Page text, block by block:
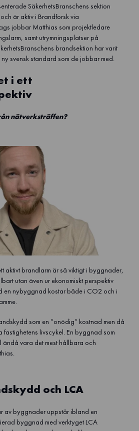
SäkerhetsBranschens sektion
är aktiv i Brandforsk via
jobbar Matthias som projektledare
samt utrymningsplatser på
brandsektion har varit
svensk standard som de jobbar med.
i ett
nätverksträffen?
aktivt brandlarm är så viktigt i byggnader,
utan även ur ekonomiskt perspektiv
en nybyggnad kostar både i CO2 och i
som en ”onödig” kostnad men då
fastighetens livscykel. En byggnad som
ändå vara det mest hållbara och
och LCA
av byggnader uppstår ibland en
byggnad med verktyget LCA